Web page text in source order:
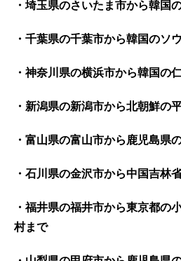
・埼玉県のさいたま市から韓国
・千葉県の千葉市から韓国のソ
・神奈川県の横浜市から韓国の
・新潟県の新潟市から北朝鮮の
・富山県の富山市から鹿児島県
・石川県の金沢市から中国吉林
・福井県の福井市から東京都の
村まで